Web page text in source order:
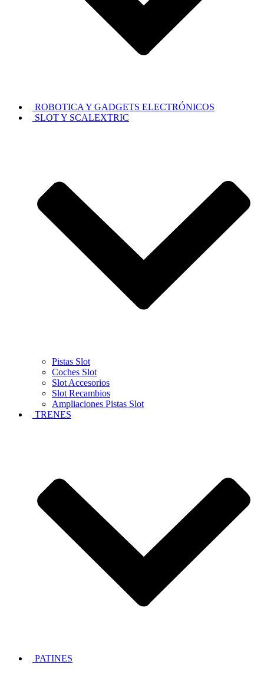
ROBOTICA Y GADGETS ELECTRÓNICOS
SLOT Y SCALEXTRIC
Pistas Slot
Coches Slot
Slot Accesorios
Slot Recambios
Ampliaciones Pistas Slot
TRENES
PATINES